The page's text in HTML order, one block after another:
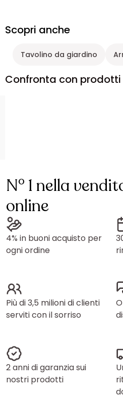
Scopri anche
Tavolino da giardino
Confronta con prodotti
N° 1 nella
online
4% in buoni acquisto per
ogni ordine
Più di 3,5 milioni di clienti
serviti con il sorriso
2 anni di garanzia sui
nostri prodotti